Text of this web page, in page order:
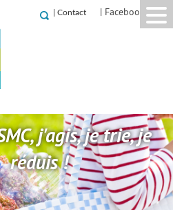
Contact | Facebook
j'agis, je trie, je
réduis !